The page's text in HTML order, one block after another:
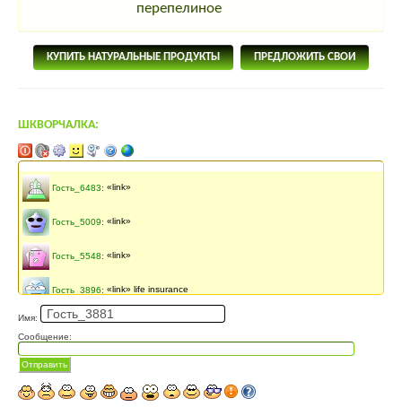
перепелиное
КУПИТЬ НАТУРАЛЬНЫЕ ПРОДУКТЫ ПРЕДЛОЖИТЬ СВОИ
ШКВОРЧАЛКА:
Гость_6483: «link»
Гость_5009: «link»
Гость_5548: «link»
Гость_3896: «link» life insurance
Сергей Кур:попробуй телазин или телан
Сергей Кур:чем лечить микроплазмоз у кур
Гость_9756:хочу приобрести перосьемную машину не дорогую.но
Имя:
Сообщение:
Отправить